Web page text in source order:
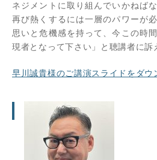
ネジメントに取り組んでいかねば
再び熱くするには一層のパワーが
思いと危機感を持って、今この時
現者となって下さい」と聴講者に訴
早川誠貴様のご講演スライドをダウ